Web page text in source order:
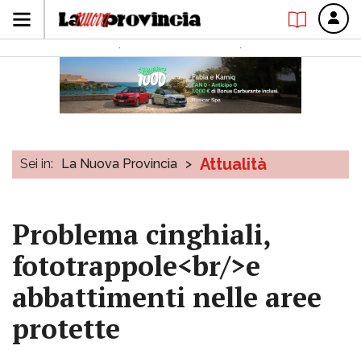
Sei in: La Nuova Provincia > Attualità
Problema cinghiali,
fototrappole<br/>e
abbattimenti nelle aree
protette